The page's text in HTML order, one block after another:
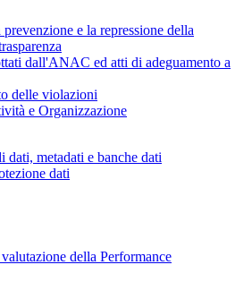
e la repressione della
dall'ANAC ed atti di adeguamento a
delle violazioni
e Organizzazione
dati, metadati e banche dati
dati
della Performance